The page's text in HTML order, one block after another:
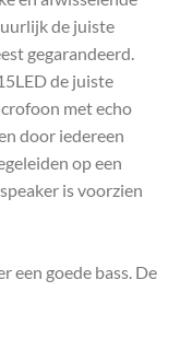
de juiste
gegarandeerd.
de juiste
met echo
door iedereen
op een
is voorzien
een goede bass. De